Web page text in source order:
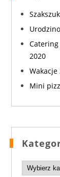
2020
Wakacje
Mini
Kategorie